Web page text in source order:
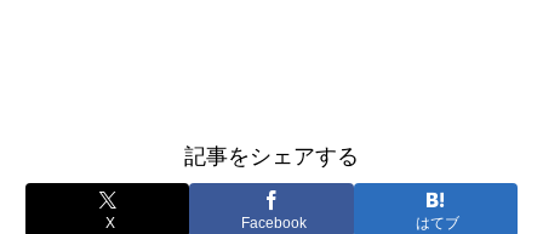
記事をシェアする
X Facebook はてブ